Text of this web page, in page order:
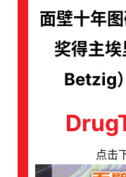
面壁十年
奖得主
Betzig
点击